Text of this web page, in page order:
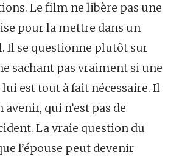
Le film ne libère pas une
pour la mettre dans un
Il se questionne plutôt sur
sachant pas vraiment si une
est tout à fait nécessaire. Il
qui n’est pas de
La vraie question du
l’épouse peut devenir